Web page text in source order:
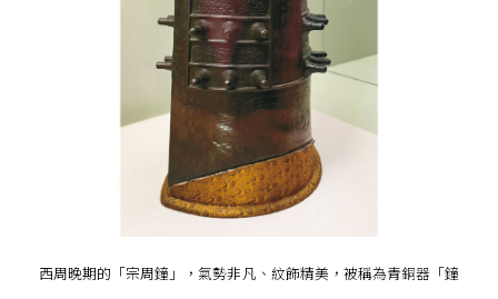
西周晚期的「宗周鐘」，氣勢非凡、紋飾精美，被稱為青銅器「鐘